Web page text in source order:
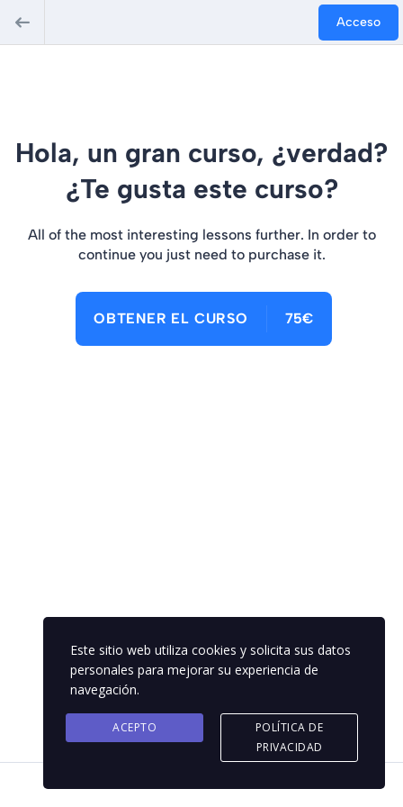
Acceso
Hola, un gran curso, ¿verdad?
¿Te gusta este curso?
All of the most interesting lessons further. In order to
continue you just need to purchase it.
OBTENER EL CURSO 75€
Este sitio web utiliza cookies y solicita sus datos
personales para mejorar su experiencia de
navegación.
ACEPTO
POLÍTICA DE
PRIVACIDAD